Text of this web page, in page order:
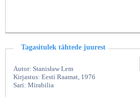
Tagasitulek tähtede juurest
Autor: Stanisław Lem
Kirjastus: Eesti Raamat, 1976
Sari: Mirabilia